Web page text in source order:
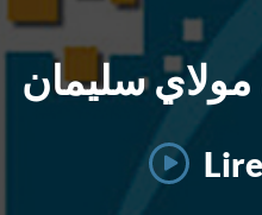
سليمان